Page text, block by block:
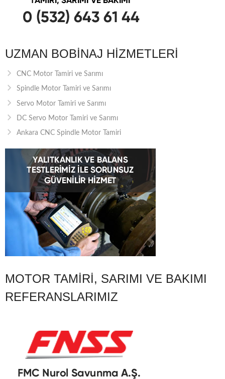
UZMAN BOBINAJ HIZMETLERI
CNC Motor Tamiri ve Sarımı
Spindle Motor Tamiri ve Sarımı
Servo Motor Tamiri ve Sarımı
DC Servo Motor Tamiri ve Sarımı
Ankara CNC Spindle Motor Tamiri
MOTOR TAMIRI, SARIMI VE BAKIMI
REFERANSLARIMIZ